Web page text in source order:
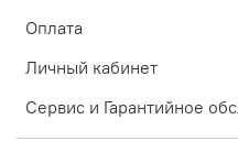
Оплата
Личный кабинет
Сервис и Гарантийное